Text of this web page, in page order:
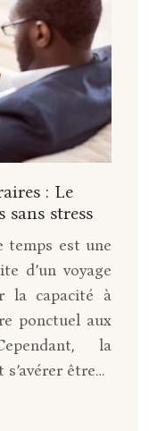
: Le
sans stress
temps est une
d’un voyage
la capacité à
ponctuel aux
la
être…